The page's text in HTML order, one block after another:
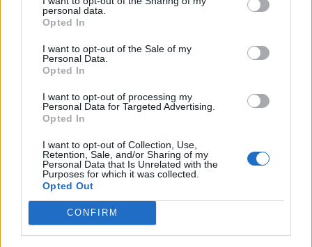
personal data.
Opted In
I want to opt-out of the Sale of my
Personal Data.
Opted In
I want to opt-out of processing my
Personal Data for Targeted Advertising.
Opted In
I want to opt-out of Collection, Use,
Retention, Sale, and/or Sharing of my
Personal Data that Is Unrelated with the
Purposes for which it was collected.
Opted Out
CONFIRM
ΑΝΝΑ ΕΜΜΕΗ
Σύρος: "Είμαστε βέβαιοι ότι η
θανατηφόρα μαχαιριά δόθηκε κατά τη
διαφυγή της 42χρονης διασώστριας" - Τι
λέει η δικηγόρος της οικογένειας στο
parapolitika.gr
Αποδέχομαι τους
και την πολιτική απορρήτου
X